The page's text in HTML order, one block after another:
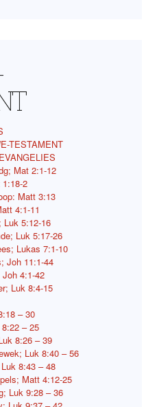
TESTAMENT
Mat 2:1-12
2
Matt 3:13
4:1-11
Luk 5:12-16
Luk 5:17-26
Lukas 7:1-10
Joh 11:1-44
4:1-42
Luk 8:4-15
– 30
– 25
8:26 – 39
Luk 8:40 – 56
8:43 – 48
Matt 4:12-25
Luk 9:28 – 36